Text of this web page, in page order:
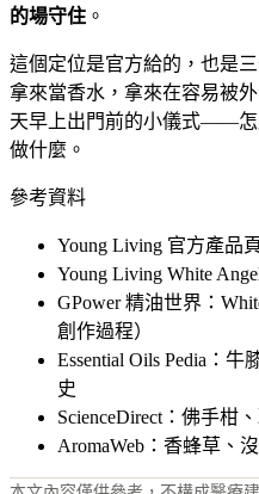
的場守住 。
這個定位是官方給的，也是
拿來當香水，拿來在容易被
天早上出門前的小儀式——怎
做什麼。
參考資料
Young Living 官方產品
Young Living White
GPower 精油世界：
創作過程）
Essential Oils Pedia：
史
ScienceDirect：佛手柑
AromaWeb：香蜂草、